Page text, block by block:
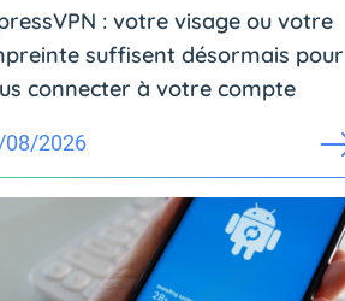
: votre visage ou votre
suffisent désormais pour
connecter à votre compte
08/2026